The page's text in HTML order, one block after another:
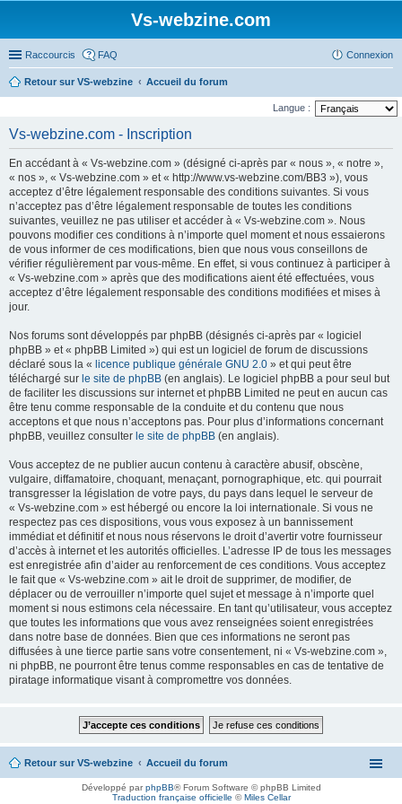
Vs-webzine.com
Raccourcis FAQ Connexion
Retour sur VS-webzine Accueil du forum
Langue :
Vs-webzine.com - Inscription
En accédant à « Vs-webzine.com » (désigné ci-après par « nous », « notre »,
« nos », « Vs-webzine.com » et « http://www.vs-webzine.com/BB3 »), vous
acceptez d’être légalement responsable des conditions suivantes. Si vous
n’acceptez pas d’être légalement responsable de toutes les conditions
suivantes, veuillez ne pas utiliser et accéder à « Vs-webzine.com ». Nous
pouvons modifier ces conditions à n’importe quel moment et nous essaierons
de vous informer de ces modifications, bien que nous vous conseillons de
vérifier régulièrement par vous-même. En effet, si vous continuez à participer à
« Vs-webzine.com » après que des modifications aient été effectuées, vous
acceptez d’être légalement responsable des conditions modifiées et mises à
jour.
Nos forums sont développés par phpBB (désignés ci-après par « logiciel
phpBB » et « phpBB Limited ») qui est un logiciel de forum de discussions
déclaré sous la « licence publique générale GNU 2.0 » et qui peut être
téléchargé sur le site de phpBB (en anglais). Le logiciel phpBB a pour seul but
de faciliter les discussions sur internet et phpBB Limited ne peut en aucun cas
être tenu comme responsable de la conduite et du contenu que nous
acceptons et que nous n’acceptons pas. Pour plus d’informations concernant
phpBB, veuillez consulter le site de phpBB (en anglais).
Vous acceptez de ne publier aucun contenu à caractère abusif, obscène,
vulgaire, diffamatoire, choquant, menaçant, pornographique, etc. qui pourrait
transgresser la législation de votre pays, du pays dans lequel le serveur de
« Vs-webzine.com » est hébergé ou encore la loi internationale. Si vous ne
respectez pas ces dispositions, vous vous exposez à un bannissement
immédiat et définitif et nous nous réservons le droit d’avertir votre fournisseur
d’accès à internet et les autorités officielles. L’adresse IP de tous les messages
est enregistrée afin d’aider au renforcement de ces conditions. Vous acceptez
le fait que « Vs-webzine.com » ait le droit de supprimer, de modifier, de
déplacer ou de verrouiller n’importe quel sujet et message à n’importe quel
moment si nous estimons cela nécessaire. En tant qu’utilisateur, vous acceptez
que toutes les informations que vous avez renseignées soient enregistrées
dans notre base de données. Bien que ces informations ne seront pas
diffusées à une tierce partie sans votre consentement, ni « Vs-webzine.com »,
ni phpBB, ne pourront être tenus comme responsables en cas de tentative de
piratage informatique visant à compromettre vos données.
Retour sur VS-webzine Accueil du forum
Développé parphpBB® Forum Software © phpBB Limited
Traduction française officielle ©Miles Cellar